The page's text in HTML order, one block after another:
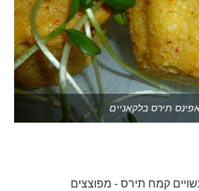
תירס בלקאניים
קמח תירס - מפוצצים